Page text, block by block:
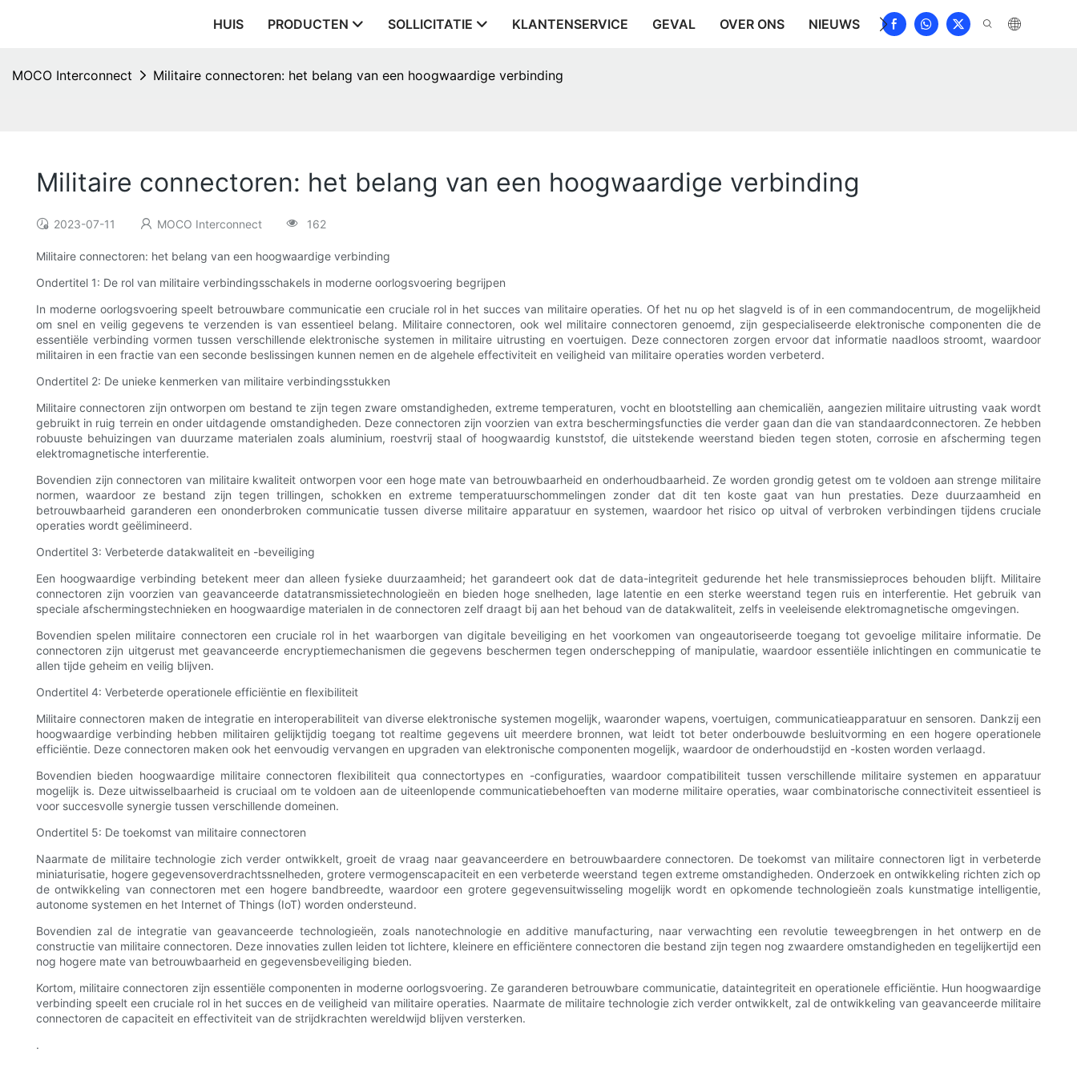
HUIS PRODUCTEN SOLLICITATIE KLANTENSERVICE GEVAL OVER ONS NIEUWS DOWNLOAD NEEM
MOCO Interconnect Militaire connectoren: het belang van een hoogwaardige verbinding
Militaire connectoren: het belang van een hoogwaardige verbinding
2023-07-11 MOCO Interconnect 162
Militaire connectoren: het belang van een hoogwaardige verbinding
Ondertitel 1: De rol van militaire verbindingsschakels in moderne oorlogsvoering begrijpen
In moderne oorlogsvoering speelt betrouwbare communicatie een cruciale rol in het succes van militaire operaties. Of het nu op het slagveld is of in een commandocentrum, de mogelijkheid
om snel en veilig gegevens te verzenden is van essentieel belang. Militaire connectoren, ook wel militaire connectoren genoemd, zijn gespecialiseerde elektronische componenten die de
essentiële verbinding vormen tussen verschillende elektronische systemen in militaire uitrusting en voertuigen. Deze connectoren zorgen ervoor dat informatie naadloos stroomt, waardoor
militairen in een fractie van een seconde beslissingen kunnen nemen en de algehele effectiviteit en veiligheid van militaire operaties worden verbeterd.
Ondertitel 2: De unieke kenmerken van militaire verbindingsstukken
Militaire connectoren zijn ontworpen om bestand te zijn tegen zware omstandigheden, extreme temperaturen, vocht en blootstelling aan chemicaliën, aangezien militaire uitrusting vaak wordt
gebruikt in ruig terrein en onder uitdagende omstandigheden. Deze connectoren zijn voorzien van extra beschermingsfuncties die verder gaan dan die van standaardconnectoren. Ze hebben
robuuste behuizingen van duurzame materialen zoals aluminium, roestvrij staal of hoogwaardig kunststof, die uitstekende weerstand bieden tegen stoten, corrosie en afscherming tegen
elektromagnetische interferentie.
Bovendien zijn connectoren van militaire kwaliteit ontworpen voor een hoge mate van betrouwbaarheid en onderhoudbaarheid. Ze worden grondig getest om te voldoen aan strenge militaire
normen, waardoor ze bestand zijn tegen trillingen, schokken en extreme temperatuurschommelingen zonder dat dit ten koste gaat van hun prestaties. Deze duurzaamheid en
betrouwbaarheid garanderen een ononderbroken communicatie tussen diverse militaire apparatuur en systemen, waardoor het risico op uitval of verbroken verbindingen tijdens cruciale
operaties wordt geëlimineerd.
Ondertitel 3: Verbeterde datakwaliteit en -beveiliging
Een hoogwaardige verbinding betekent meer dan alleen fysieke duurzaamheid; het garandeert ook dat de data-integriteit gedurende het hele transmissieproces behouden blijft. Militaire
connectoren zijn voorzien van geavanceerde datatransmissietechnologieën en bieden hoge snelheden, lage latentie en een sterke weerstand tegen ruis en interferentie. Het gebruik van
speciale afschermingstechnieken en hoogwaardige materialen in de connectoren zelf draagt ​​bij aan het behoud van de datakwaliteit, zelfs in veeleisende elektromagnetische omgevingen.
Bovendien spelen militaire connectoren een cruciale rol in het waarborgen van digitale beveiliging en het voorkomen van ongeautoriseerde toegang tot gevoelige militaire informatie. De
connectoren zijn uitgerust met geavanceerde encryptiemechanismen die gegevens beschermen tegen onderschepping of manipulatie, waardoor essentiële inlichtingen en communicatie te
allen tijde geheim en veilig blijven.
Ondertitel 4: Verbeterde operationele efficiëntie en flexibiliteit
Militaire connectoren maken de integratie en interoperabiliteit van diverse elektronische systemen mogelijk, waaronder wapens, voertuigen, communicatieapparatuur en sensoren. Dankzij een
hoogwaardige verbinding hebben militairen gelijktijdig toegang tot realtime gegevens uit meerdere bronnen, wat leidt tot beter onderbouwde besluitvorming en een hogere operationele
efficiëntie. Deze connectoren maken ook het eenvoudig vervangen en upgraden van elektronische componenten mogelijk, waardoor de onderhoudstijd en -kosten worden verlaagd.
Bovendien bieden hoogwaardige militaire connectoren flexibiliteit qua connectortypes en -configuraties, waardoor compatibiliteit tussen verschillende militaire systemen en apparatuur
mogelijk is. Deze uitwisselbaarheid is cruciaal om te voldoen aan de uiteenlopende communicatiebehoeften van moderne militaire operaties, waar combinatorische connectiviteit essentieel is
voor succesvolle synergie tussen verschillende domeinen.
Ondertitel 5: De toekomst van militaire connectoren
Naarmate de militaire technologie zich verder ontwikkelt, groeit de vraag naar geavanceerdere en betrouwbaardere connectoren. De toekomst van militaire connectoren ligt in verbeterde
miniaturisatie, hogere gegevensoverdrachtssnelheden, grotere vermogenscapaciteit en een verbeterde weerstand tegen extreme omstandigheden. Onderzoek en ontwikkeling richten zich op
de ontwikkeling van connectoren met een hogere bandbreedte, waardoor een grotere gegevensuitwisseling mogelijk wordt en opkomende technologieën zoals kunstmatige intelligentie,
autonome systemen en het Internet of Things (IoT) worden ondersteund.
Bovendien zal de integratie van geavanceerde technologieën, zoals nanotechnologie en additive manufacturing, naar verwachting een revolutie teweegbrengen in het ontwerp en de
constructie van militaire connectoren. Deze innovaties zullen leiden tot lichtere, kleinere en efficiëntere connectoren die bestand zijn tegen nog zwaardere omstandigheden en tegelijkertijd een
nog hogere mate van betrouwbaarheid en gegevensbeveiliging bieden.
Kortom, militaire connectoren zijn essentiële componenten in moderne oorlogsvoering. Ze garanderen betrouwbare communicatie, dataintegriteit en operationele efficiëntie. Hun hoogwaardige
verbinding speelt een cruciale rol in het succes en de veiligheid van militaire operaties. Naarmate de militaire technologie zich verder ontwikkelt, zal de ontwikkeling van geavanceerde militaire
connectoren de capaciteit en effectiviteit van de strijdkrachten wereldwijd blijven versterken.
.